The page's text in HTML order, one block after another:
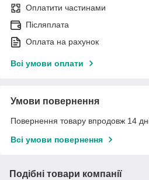
Оплатити частинами
Післяплата
Оплата на рахунок
Всі умови оплати
Умови повернення
Повернення товару впродовж 14
Всі умови повернення
Подібні товари компанії